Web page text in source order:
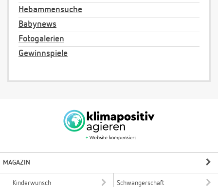
Hebammensuche
Babynews
Fotogalerien
Gewinnspiele
MAGAZIN
Kinderwunsch Schwangerschaft